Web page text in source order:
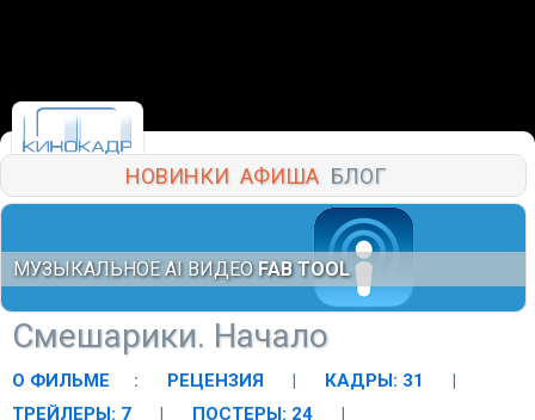
НОВИНКИ АФИША БЛОГ
МУЗЫКАЛЬНОЕ AI ВИДЕО FAB TOOL
Смешарики. Начало
О ФИЛЬМЕ : РЕЦЕНЗИЯ | КАДРЫ: 31
|
ТРЕЙЛЕРЫ: 7
| ПОСТЕРЫ: 24
|